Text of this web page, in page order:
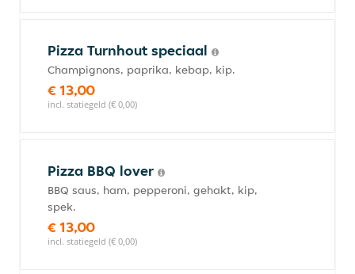
Pizza Turnhout speciaal
Champignons, paprika, kebap, kip.
€ 13,00
incl. statiegeld (€ 0,00)
Pizza BBQ lover
BBQ saus, ham, pepperoni, gehakt, kip,
spek.
€ 13,00
incl. statiegeld (€ 0,00)